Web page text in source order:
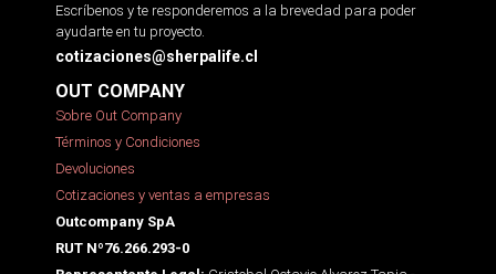
Escríbenos y te responderemos a la brevedad para poder
ayudarte en tu proyecto.
cotizaciones@sherpalife.cl
OUT COMPANY
Sobre Out Company
Términos y Condiciones
Devoluciones
Cotizaciones y ventas a empresas
Outcompany SpA
RUT Nº76.266.293-0